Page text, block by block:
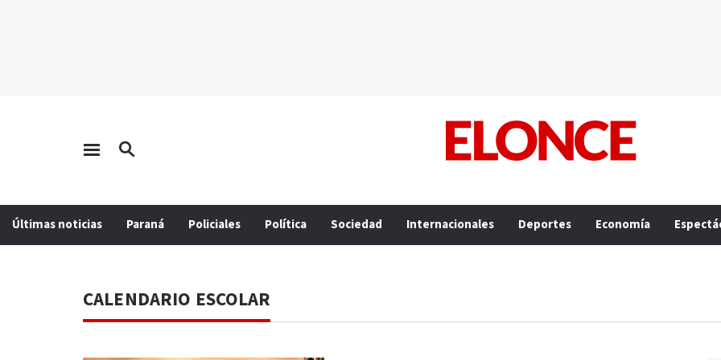
Últimas noticias Paraná Policiales Política Sociedad Internacionales Deportes Economía
CALENDARIO ESCOLAR